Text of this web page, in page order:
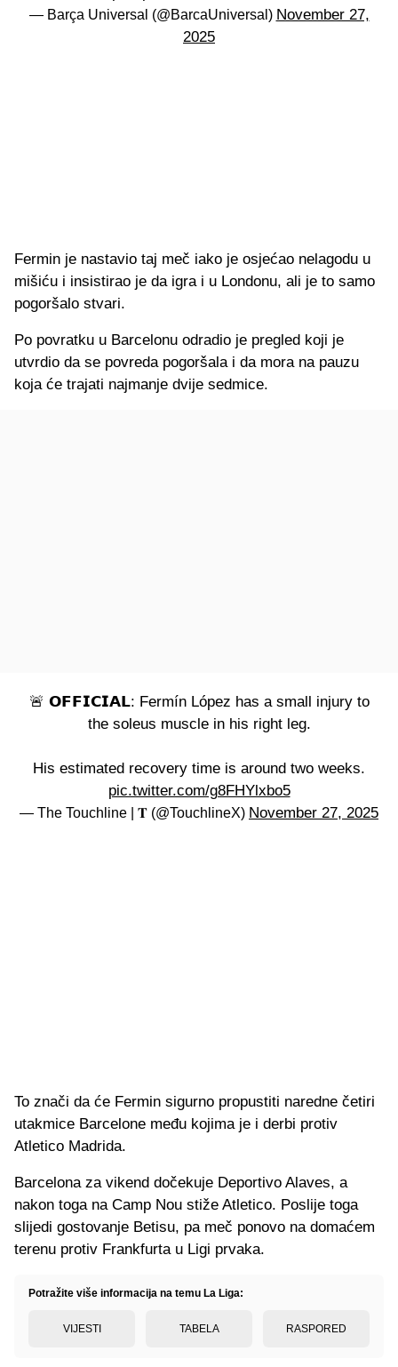
— Barça Universal (@BarcaUniversal) November 27,
2025
Fermin je nastavio taj meč iako je osjećao nelagodu u
mišiću i insistirao je da igra i u Londonu, ali je to samo
pogoršalo stvari.
Po povratku u Barcelonu odradio je pregled koji je
utvrdio da se povreda pogoršala i da mora na pauzu
koja će trajati najmanje dvije sedmice.
🚨 𝗢𝗙𝗙𝗜𝗖𝗜𝗔𝗟: Fermín López has a small injury to
the soleus muscle in his right leg.
His estimated recovery time is around two weeks.
pic.twitter.com/g8FHYlxbo5
— The Touchline | 𝐓 (@TouchlineX) November 27, 2025
To znači da će Fermin sigurno propustiti naredne četiri
utakmice Barcelone među kojima je i derbi protiv
Atletico Madrida.
Barcelona za vikend dočekuje Deportivo Alaves, a
nakon toga na Camp Nou stiže Atletico. Poslije toga
slijedi gostovanje Betisu, pa meč ponovo na domaćem
terenu protiv Frankfurta u Ligi prvaka.
Potražite više informacija na temu La Liga:
VIJESTI TABELA RASPORED